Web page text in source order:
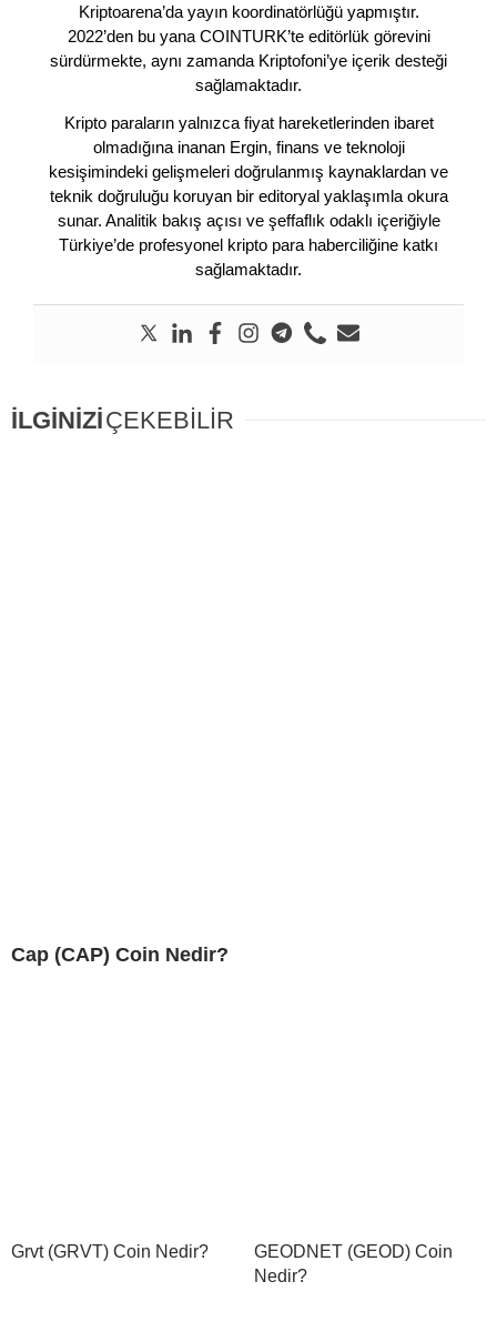
Kriptoarena’da yayın koordinatörlüğü yapmıştır.
2022’den bu yana COINTURK’te editörlük görevini
sürdürmekte, aynı zamanda Kriptofoni’ye içerik desteği
sağlamaktadır.
Kripto paraların yalnızca fiyat hareketlerinden ibaret
olmadığına inanan Ergin, finans ve teknoloji
kesişimindeki gelişmeleri doğrulanmış kaynaklardan ve
teknik doğruluğu koruyan bir editoryal yaklaşımla okura
sunar. Analitik bakış açısı ve şeffaflık odaklı içeriğiyle
Türkiye’de profesyonel kripto para haberciliğine katkı
sağlamaktadır.
İLGİNİZİÇEKEBİLİR
Cap (CAP) Coin Nedir?
Grvt (GRVT) Coin Nedir?
GEODNET (GEOD) Coin
Nedir?